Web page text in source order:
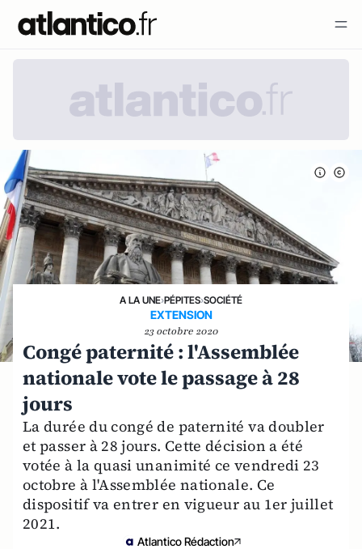
A LA UNE›PÉPITES›SOCIÉTÉ
EXTENSION
23 octobre 2020
Congé paternité : l'Assemblée
nationale vote le passage à 28
jours
La durée du congé de paternité va doubler
et passer à 28 jours. Cette décision a été
votée à la quasi unanimité ce vendredi 23
octobre à l'Assemblée nationale. Ce
dispositif va entrer en vigueur au 1er juillet
2021.
Atlantico Rédaction